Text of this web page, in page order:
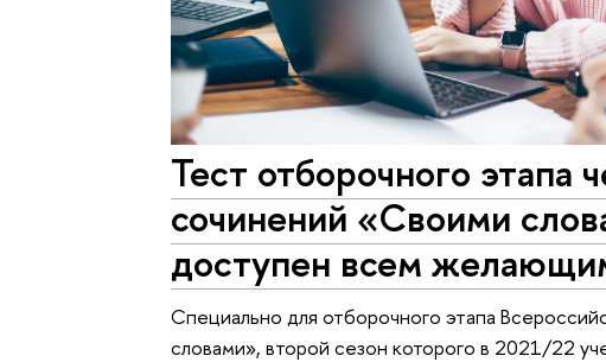
Тест отборочного этапа
сочинений «Своими
доступен всем
Специально для отборочного этапа
словами», второй сезон которого в 2021/22